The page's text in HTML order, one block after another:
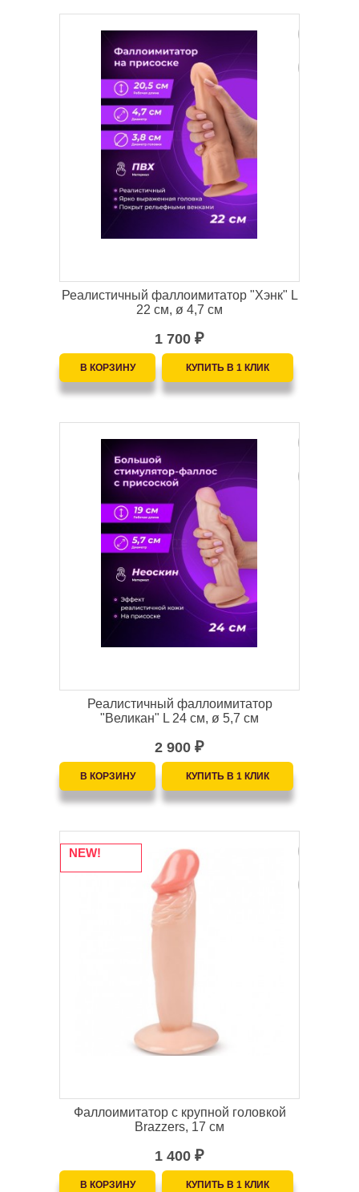
Реалистичный фаллоимитатор "Хэнк" L
22 см, ø 4,7 см
1 700 ₽
Реалистичный фаллоимитатор
"Великан" L 24 см, ø 5,7 см
2 900 ₽
NEW!
Фаллоимитатор с крупной головкой
Brazzers, 17 см
1 400 ₽